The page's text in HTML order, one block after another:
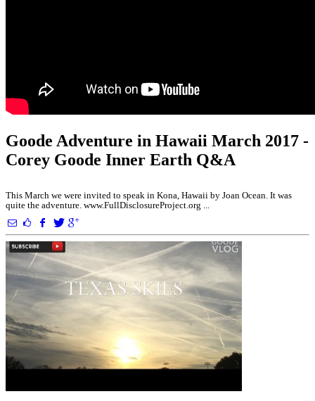
Goode Adventure in Hawaii March 2017 -
Corey Goode Inner Earth Q&A
This March we were invited to speak in Kona, Hawaii by Joan Ocean. It was
quite the adventure. www.FullDisclosureProject.org ...